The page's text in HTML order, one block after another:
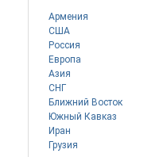
Армения
США
Россия
Европа
Азия
СНГ
Ближний Восток
Южный Кавказ
Иран
Грузия